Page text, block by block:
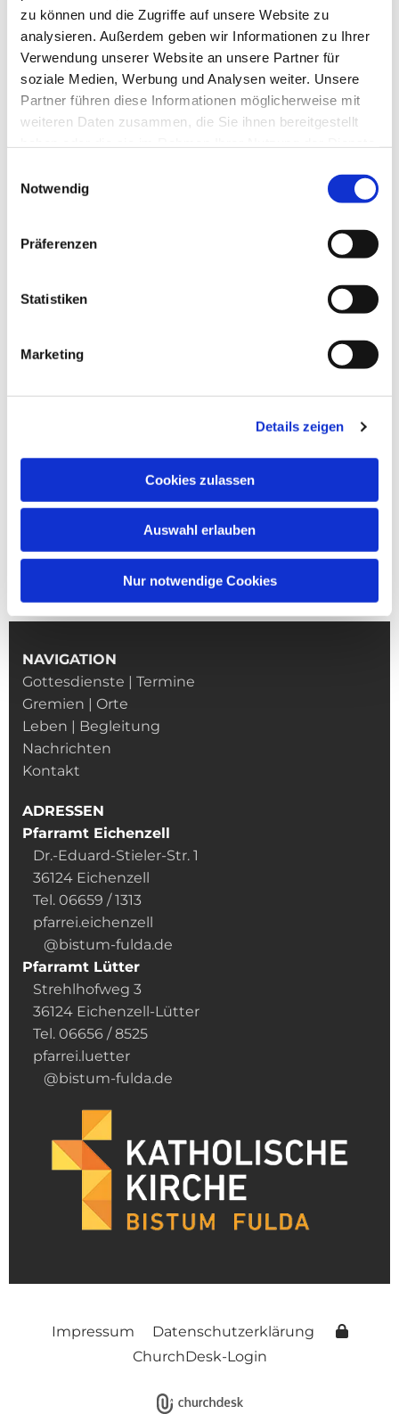
zu können und die Zugriffe auf unsere Website zu
analysieren. Außerdem geben wir Informationen zu Ihrer
Verwendung unserer Website an unsere Partner für
soziale Medien, Werbung und Analysen weiter. Unsere
Partner führen diese Informationen möglicherweise mit
weiteren Daten zusammen, die Sie ihnen bereitgestellt
Notwendig
Präferenzen
Statistiken
Marketing
Details zeigen
Cookies zulassen
Auswahl erlauben
Nur notwendige Cookies
Dies könnte Sie auch
interessieren
NAVIGATION
Gottesdienste | Termine
Gremien | Orte
Leben | Begleitung
Nachrichten
Kontakt
ADRESSEN
Pfarramt Eichenzell
Dr.-Eduard-Stieler-Str. 1
36124 Eichenzell
Tel. 06659 / 1313
pfarrei.eichenzell
@bistum-fulda.de
Pfarramt Lütter
Strehlhofweg 3
36124 Eichenzell-Lütter
Tel. 06656 / 8525
pfarrei.luetter
@bistum-fulda.de
Impressum
Datenschutzerklärung
ChurchDesk-Login